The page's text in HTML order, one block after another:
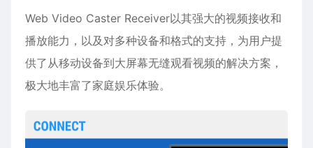
Web Video Caster Receiver以其强大的视频接收和
播放能力，以及对多种设备和格式的支持，为用户提
供了从移动设备到大屏幕无缝观看视频的解决方案，
极大地丰富了家庭娱乐体验。